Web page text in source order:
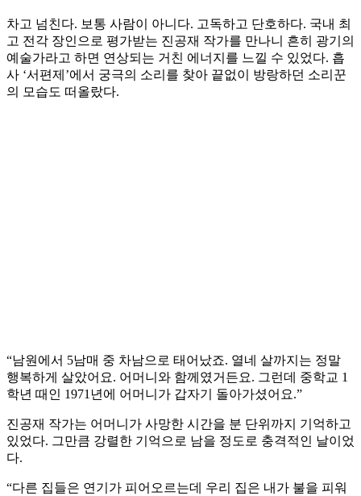
차고 넘친다. 보통 사람이 아니다. 고독하고 단호하다. 국내 최
고 전각 장인으로 평가받는 진공재 작가를 만나니 흔히 광기의
예술가라고 하면 연상되는 거친 에너지를 느낄 수 있었다. 흡
사 ‘서편제’에서 궁극의 소리를 찾아 끝없이 방랑하던 소리꾼
의 모습도 떠올랐다.
“남원에서 5남매 중 차남으로 태어났죠. 열네 살까지는 정말
행복하게 살았어요. 어머니와 함께였거든요. 그런데 중학교 1
학년 때인 1971년에 어머니가 갑자기 돌아가셨어요.”
진공재 작가는 어머니가 사망한 시간을 분 단위까지 기억하고
있었다. 그만큼 강렬한 기억으로 남을 정도로 충격적인 날이었
다.
“다른 집들은 연기가 피어오르는데 우리 집은 내가 불을 피워